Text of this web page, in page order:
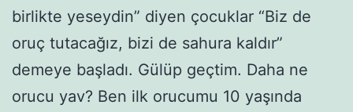
birlikte yeseydin” diyen çocuklar “Biz de
oruç tutacağız, bizi de sahura kaldır”
demeye başladı. Gülüp geçtim. Daha ne
orucu yav? Ben ilk orucumu 10 yaşında